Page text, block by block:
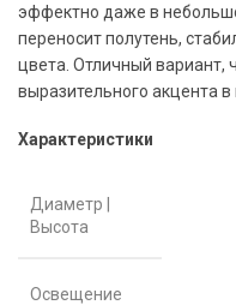
эффектно даже в
переносит полутень,
цвета. Отличный вариант,
выразительного акцента в
Характеристики
Диаметр |
Высота
Освещение